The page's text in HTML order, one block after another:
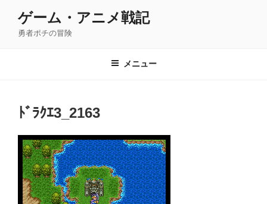
ゲーム・アニメ戦記
勇者ポチの冒険
メニュー
ﾄﾞﾗｸｴ3_2163